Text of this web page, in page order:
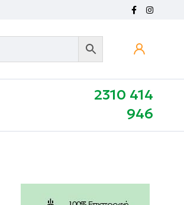
2310 414
946